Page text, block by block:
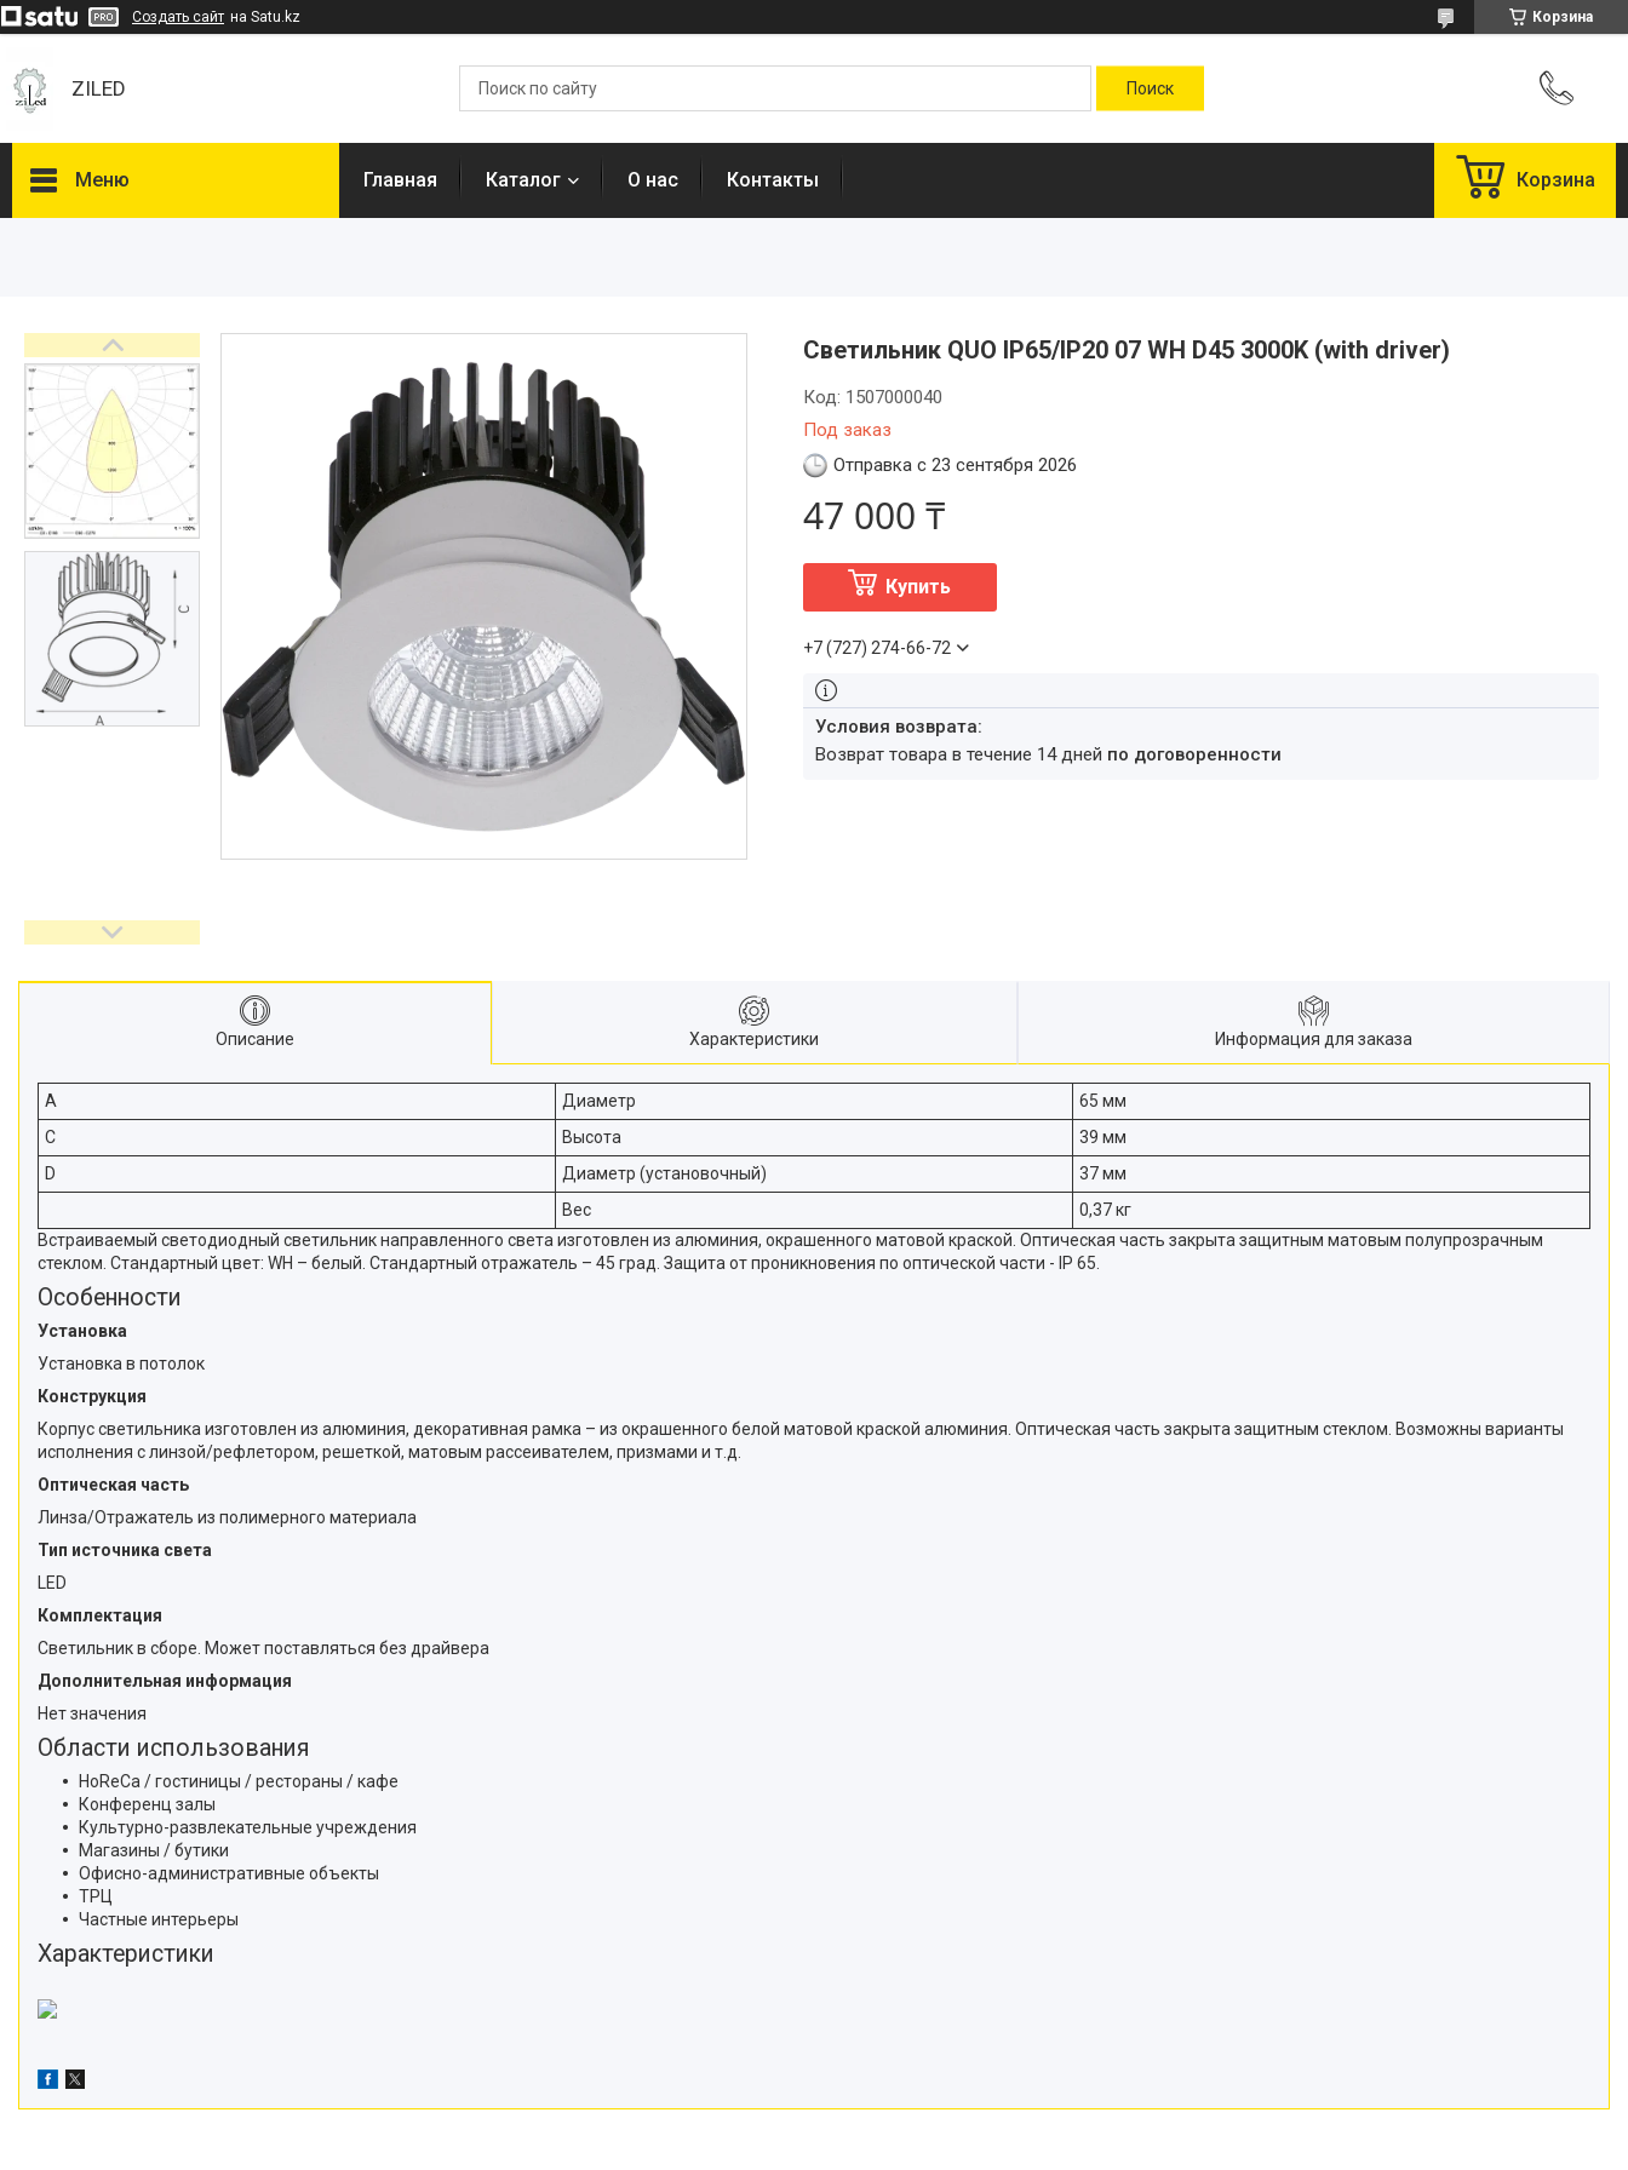
Создать сайт на Satu.kz Корзина
ZILED
Меню
ФАРЛАЙТ
NLCO
INNOLUX
О нас
Отзывы
Главная Каталог О нас Контакты Корзина
Светильник QUO IP65/IP20 07 WH D45 3000K (with driver)
Под заказ
Код: 1507000040
Отправка с 23 сентября 2026
47 000 ₸
Купить
+7 (727) 274-66-72
возврат товара в течение 14 дней по договоренности
Описание Характеристики Информация для заказа
A Диаметр
65 мм
C
Высота
39 мм
D
Диаметр (установочный)
37 мм
Вес
0,37 кг
Встраиваемый светодиодный светильник направленного света изготовлен из алюминия, окрашенного матовой краской. Оптическая часть закрыта защитным матовым полупрозрачным
стеклом. Стандартный цвет: WH – белый. Стандартный отражатель – 45 град. Защита от проникновения по оптической части - IP 65.
Особенности
Установка
Установка в потолок
Конструкция
Корпус светильника изготовлен из алюминия, декоративная рамка – из окрашенного белой матовой краской алюминия. Оптическая часть закрыта защитным стеклом. Возможны варианты
исполнения с линзой/рефлетором, решеткой, матовым рассеивателем, призмами и т.д.
Оптическая часть
Линза/Отражатель из полимерного материала
Тип источника света
LED
Комплектация
Светильник в сборе. Может поставляться без драйвера
Дополнительная информация
Нет значения
Области использования
HoReCa / гостиницы / рестораны / кафе
Конференц залы
Культурно-развлекательные учреждения
Магазины / бутики
Офисно-административные объекты
ТРЦ
Частные интерьеры
Характеристики